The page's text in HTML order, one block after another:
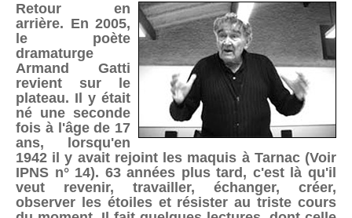
Retour en
arrière. En 2005,
le poète
dramaturge
Armand Gatti
revient sur le
plateau. Il y était
né une seconde
fois à l'âge de 17
ans, lorsqu'en
1942 il y avait rejoint les maquis à Tarnac (Voir
IPNS n° 14). 63 années plus tard, c'est là qu'il
veut revenir, travailler, échanger, créer,
observer les étoiles et résister au triste cours